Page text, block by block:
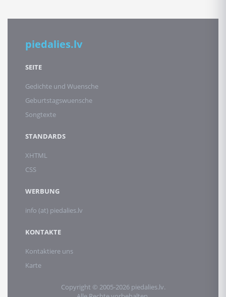
piedalies.lv
SEITE
Gedichte und Wuensche
Geburtstagswuensche
Songtexte
STANDARDS
XHTML
CSS
WERBUNG
info (at) piedalies.lv
KONTAKTE
Kontaktiere uns
Karte
Copyright © 2005-2026 piedalies.lv.